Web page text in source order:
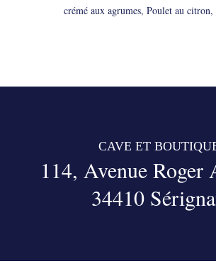
crémé aux agrumes, Poulet au
CAVE ET
114, Avenue Roger
34410